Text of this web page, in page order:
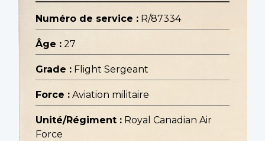
Numéro de service : R/87334
Âge : 27
Grade : Flight Sergeant
Force : Aviation militaire
Unité/Régiment : Royal Canadian Air
Force